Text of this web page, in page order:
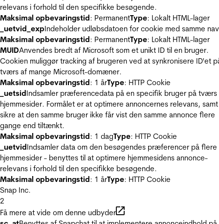
relevans i forhold til den specifikke besøgende.
Maksimal opbevaringstid: PermanentType: Lokalt HTML-lager
_uetvid_expIndeholder udløbsdatoen for cookie med samme
Maksimal opbevaringstid: PermanentType: Lokalt HTML-lager
MUIDAnvendes bredt af Microsoft som et unikt ID til en bruger.
Cookien muliggør tracking af brugeren ved at synkronisere ID'et
tværs af mange Microsoft-domæner.
Maksimal opbevaringstid: 1 årType: HTTP Cookie
_uetsidIndsamler præferencedata på en specifik bruger på tværs
hjemmesider. Formålet er at optimere annoncernes relevans, samt
sikre at den samme bruger ikke får vist den samme annonce flere
gange end tiltænkt.
Maksimal opbevaringstid: 1 dagType: HTTP Cookie
_uetvidIndsamler data om den besøgendes præferencer på flere
hjemmesider - benyttes til at optimere hjemmesidens annonce-
relevans i forhold til den specifikke besøgende.
Maksimal opbevaringstid: 1 årType: HTTP Cookie
Snap Inc.
2
Få mere at vide om denne udbyder